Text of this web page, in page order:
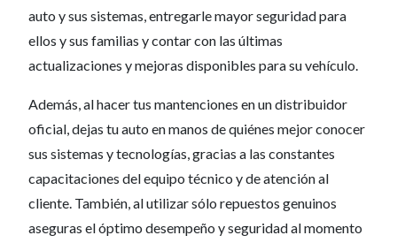
auto y sus sistemas, entregarle mayor seguridad para
ellos y sus familias y contar con las últimas
actualizaciones y mejoras disponibles para su vehículo.
Además, al hacer tus mantenciones en un distribuidor
oficial, dejas tu auto en manos de quiénes mejor conocer
sus sistemas y tecnologías, gracias a las constantes
capacitaciones del equipo técnico y de atención al
cliente. También, al utilizar sólo repuestos genuinos
aseguras el óptimo desempeño y seguridad al momento